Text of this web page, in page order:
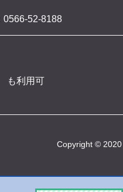
0566-52-8188
も利用可
Copyright ©